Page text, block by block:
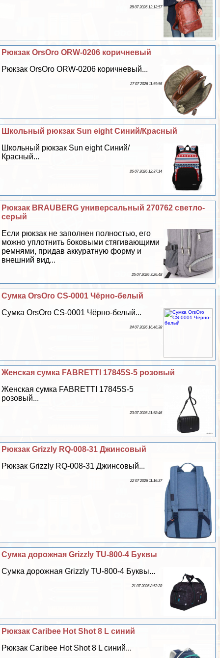
28 07 2026 12:13:57
Рюкзак OrsOro ORW-0206 коричневый
Рюкзак OrsOro ORW-0206 коричневый...
27 07 2026 11:59:56
Школьный рюкзак Sun eight Синий/Красный
Школьный рюкзак Sun eight Синий/
Красный...
26 07 2026 12:37:14
Рюкзак BRAUBERG универсальный 270762 светло-
серый
Если рюкзак не заполнен полностью, его
можно уплотнить боковыми стягивающими
ремнями, придав аккуратную форму и
внешний вид...
25 07 2026 3:26:48
Сумка OrsOro CS-0001 Чёрно-белый
Сумка OrsOro CS-0001 Чёрно-белый...
24 07 2026 16:46:38
Женская сумка FABRETTI 17845S-5 розовый
Женская сумка FABRETTI 17845S-5
розовый...
23 07 2026 21:58:46
Рюкзак Grizzly RQ-008-31 Джинсовый
Рюкзак Grizzly RQ-008-31 Джинсовый...
22 07 2026 11:16:37
Сумка дорожная Grizzly TU-800-4 Буквы
Сумка дорожная Grizzly TU-800-4 Буквы...
21 07 2026 8:52:28
Рюкзак Caribee Hot Shot 8 L синий
Рюкзак Caribee Hot Shot 8 L синий...